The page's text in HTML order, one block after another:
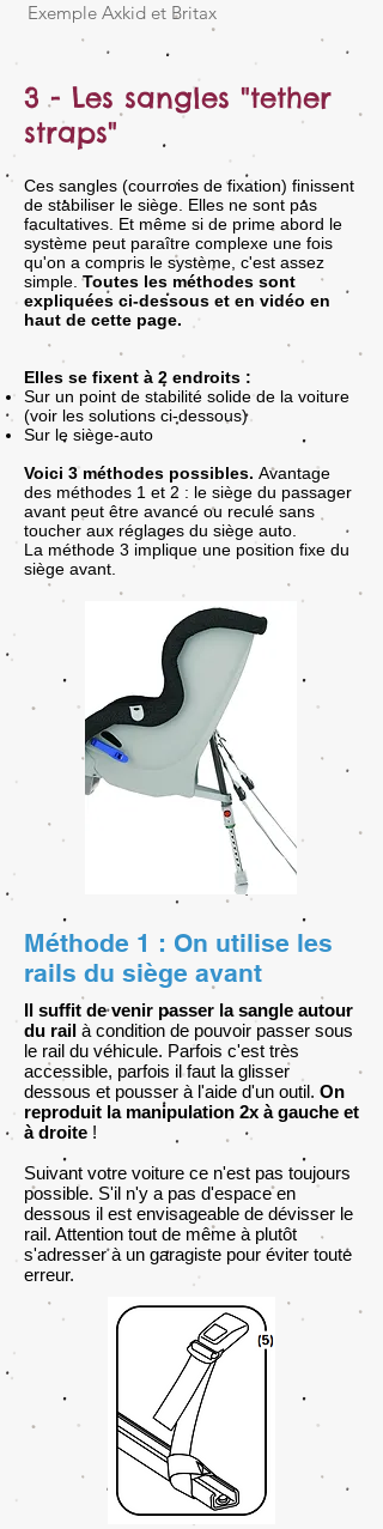
Exemple Axkid et Britax
3 - Les sangles "tether
straps"
Ces sangles (courroies de fixation) finissent
de stabiliser le siège. Elles ne sont pas
facultatives. Et même si de prime abord le
système peut paraître complexe une fois
qu'on a compris le système, c'est assez
simple.Toutes les méthodes sont
expliquées ci-dessous et en vidéo en
haut de cette page.
Elles se fixent à 2 endroits :
Sur un point de stabilité solide de la voiture
(voir les solutions ci-dessous)
Sur le siège-auto
Voici 3 méthodes possibles. Avantage
des méthodes 1 et 2 : le siège du passager
avant peut être avancé ou reculé sans
toucher aux réglages du siège auto.
La méthode 3 implique une position fixe du
siège avant.
Méthode 1 : On utilise les
rails du siège avant
Il suffit de venir passer la sangle autour
du rail à condition de pouvoir passer sous
le rail du véhicule. Parfois c'est très
accessible, parfois il faut la glisser
dessous et pousser à l'aide d'un outil. On
reproduit la manipulation 2x à gauche et
à droite !
Suivant votre voiture ce n'est pas toujours
possible. S'il n'y a pas d'espace en
dessous il est envisageable de dévisser le
rail. Attention tout de même à plutôt
s'adresser à un garagiste pour éviter toute
erreur.